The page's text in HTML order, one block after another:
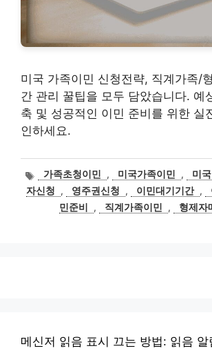
미국 가족이민 신청전략, 직계가족/
간 관리 꿀팁을 모두 담았습니다. 예
축 및 성공적인 이민 준비를 위한 실
인하세요.
태
그
가족초청이민 , 미국가족이민 , 미
자신청
, 영주권신청 , 이민대기기간 ,
민준비
, 직계가족이민 , 형제자
메신저 읽음 표시 끄는 방법: 읽음